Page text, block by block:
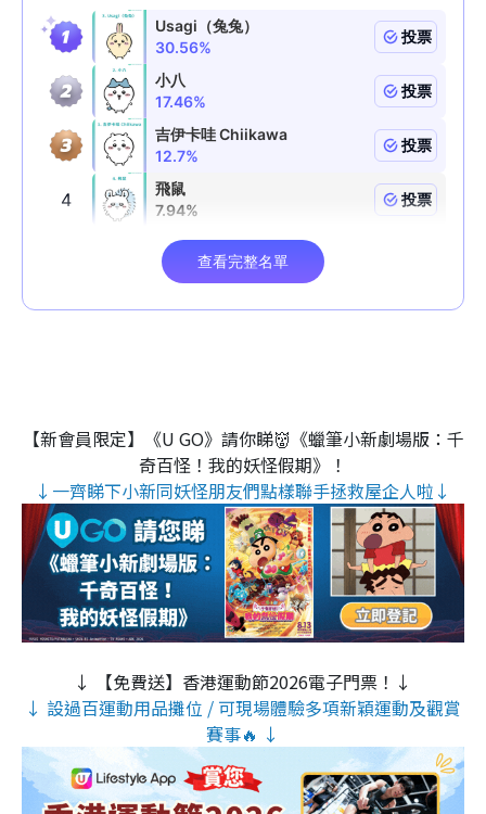
【新會員限定】《U GO》請你睇👹《蠟筆小新劇場版：千
奇百怪！我的妖怪假期》！
↓一齊睇下小新同妖怪朋友們點樣聯手拯救屋企人啦↓
↓ 【免費送】香港運動節2026電子門票！↓
↓ 設過百運動用品攤位 / 可現場體驗多項新穎運動及觀賞
賽事🔥 ↓